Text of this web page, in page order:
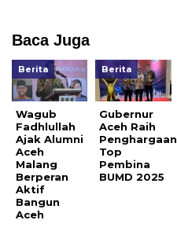
Baca Juga
Berita
Wagub
Fadhlullah
Ajak Alumni
Aceh
Malang
Berperan
Aktif
Bangun
Aceh
Berita
Gubernur
Aceh Raih
Penghargaan
Top
Pembina
BUMD 2025